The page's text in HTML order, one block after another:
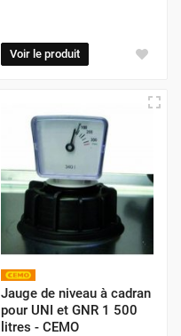
Voir le produit
Jauge de niveau à cadran
pour UNI et GNR 1 500
litres - CEMO